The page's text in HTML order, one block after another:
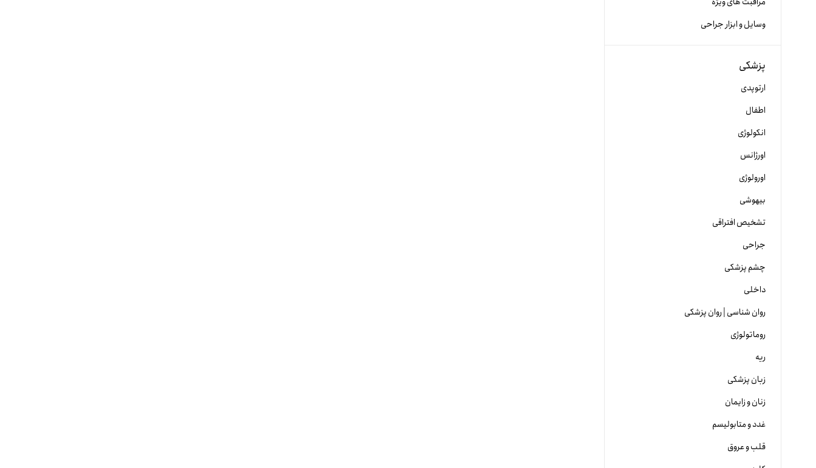
وسایل و ابزار جراحی
پزشکی
ارتوپدی
اطفال
انکولوژی
اورژانس
اورولوژی
بیهوشی
تشخیص افتراقی
جراحی
چشم پزشکی
داخلی
روان شناسی | روان پزشکی
روماتولوژی
ریه
زبان پزشکی
زنان و زایمان
غدد و متابولیسم
قلب و عروق